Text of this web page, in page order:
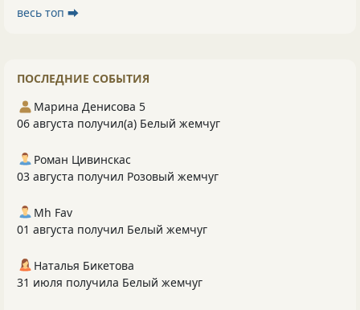
весь топ ⮕
ПОСЛЕДНИЕ СОБЫТИЯ
Марина Денисова 5
06 августа получил(а) Белый жемчуг
Роман Цивинскас
03 августа получил Розовый жемчуг
Mh Fav
01 августа получил Белый жемчуг
Наталья Бикетова
31 июля получила Белый жемчуг